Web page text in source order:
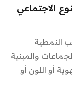
الاجتماعي
النمطية
والمبنية
أو اللون أو